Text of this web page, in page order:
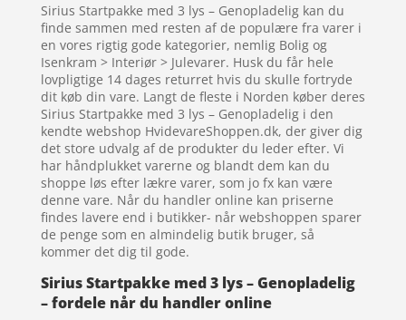
Sirius Startpakke med 3 lys – Genopladelig kan du
finde sammen med resten af de populære fra varer i
en vores rigtig gode kategorier, nemlig Bolig og
Isenkram > Interiør > Julevarer. Husk du får hele
lovpligtige 14 dages returret hvis du skulle fortryde
dit køb din vare. Langt de fleste i Norden køber deres
Sirius Startpakke med 3 lys – Genopladelig i den
kendte webshop HvidevareShoppen.dk, der giver dig
det store udvalg af de produkter du leder efter. Vi
har håndplukket varerne og blandt dem kan du
shoppe løs efter lækre varer, som jo fx kan være
denne vare. Når du handler online kan priserne
findes lavere end i butikker- når webshoppen sparer
de penge som en almindelig butik bruger, så
kommer det dig til gode.
Sirius Startpakke med 3 lys – Genopladelig
– fordele når du handler online